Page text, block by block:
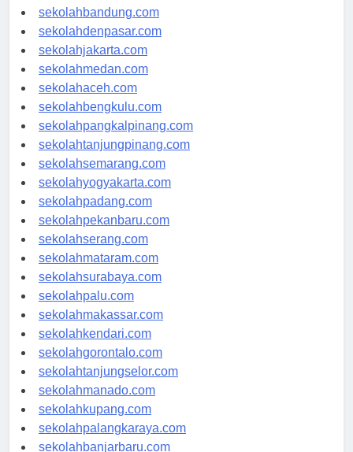
sekolahsamarinda.com
sekolahbandung.com
sekolahdenpasar.com
sekolahjakarta.com
sekolahmedan.com
sekolahaceh.com
sekolahbengkulu.com
sekolahpangkalpinang.com
sekolahtanjungpinang.com
sekolahsemarang.com
sekolahyogyakarta.com
sekolahpadang.com
sekolahpekanbaru.com
sekolahserang.com
sekolahmataram.com
sekolahsurabaya.com
sekolahpalu.com
sekolahmakassar.com
sekolahkendari.com
sekolahgorontalo.com
sekolahtanjungselor.com
sekolahmanado.com
sekolahkupang.com
sekolahpalangkaraya.com